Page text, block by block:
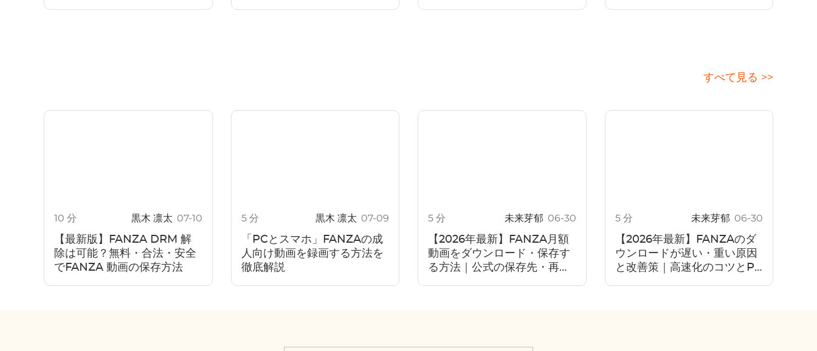
すべて見る >>
10 分 黒木 凛太 07-10
【最新版】FANZA DRM 解
除は可能？無料・合法・安全
でFANZA 動画の保存方法
5 分 黒木 凛太 07-09
「PCとスマホ」FANZAの成
人向け動画を録画する方法を
徹底解説
5 分 未来芽郁 06-30
【2026年最新】FANZA月額
動画をダウンロード・保存す
る方法｜公式の保存先・再生
5 分 未来芽郁 06-30
【2026年最新】FANZAのダ
ウンロードが遅い・重い原因
と改善策｜高速化のコツとPC